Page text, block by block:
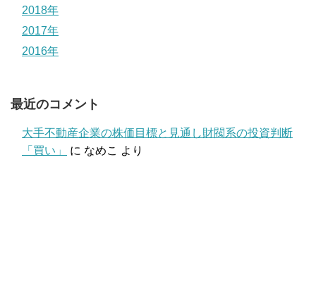
2018年
2017年
2016年
最近のコメント
大手不動産企業の株価目標と見通し財閥系の投資判断
「買い」
に なめこ より